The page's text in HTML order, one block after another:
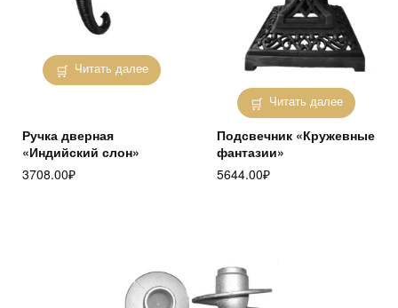
Читать далее
Ручка дверная
«Индийский слон»
3708.00₽
Читать далее
Подсвечник «Кружевные
фантазии»
5644.00₽